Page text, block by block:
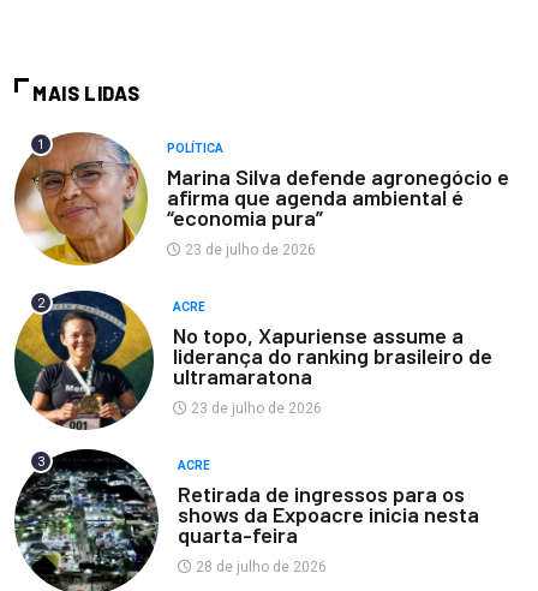
MAIS LIDAS
1 POLÍTICA
Marina Silva defende agronegócio e
afirma que agenda ambiental é
“economia pura”
23 de julho de 2026
2 ACRE
No topo, Xapuriense assume a
liderança do ranking brasileiro de
ultramaratona
23 de julho de 2026
3 ACRE
Retirada de ingressos para os
shows da Expoacre inicia nesta
quarta-feira
28 de julho de 2026